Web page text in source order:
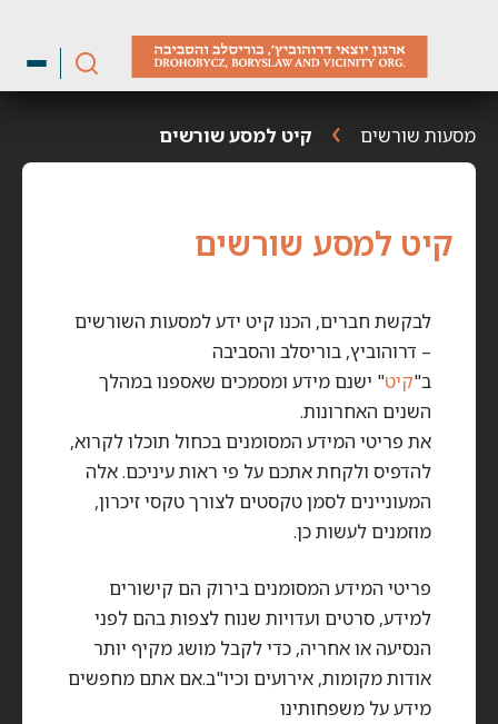
מסעות שורשים קיט למסע שורשים
קיט למסע שורשים
לבקשת חברים, הכנו קיט ידע למסעות השורשים
– דרוהוביץ, בוריסלב והסביבה
ב"קיט" ישנם מידע ומסמכים שאספנו במהלך
השנים האחרונות.
את פריטי המידע המסומנים בכחול תוכלו לקרוא,
להדפיס ולקחת אתכם על פי ראות עיניכם. אלה
המעוניינים לסמן טקסטים לצורך טקסי זיכרון,
מוזמנים לעשות כן.
פריטי המידע המסומנים בירוק הם קישורים
למידע, סרטים ועדויות שנוח לצפות בהם לפני
הנסיעה או אחריה, כדי לקבל מושג מקיף יותר
אודות מקומות, אירועים וכיו"ב.אם אתם מחפשים
מידע על משפחותינו